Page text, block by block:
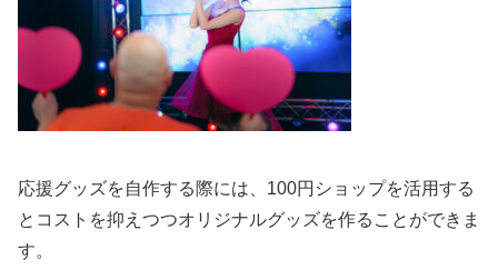
応援グッズを自作する際には、100円ショップを活用する
とコストを抑えつつオリジナルグッズを作ることができま
す。